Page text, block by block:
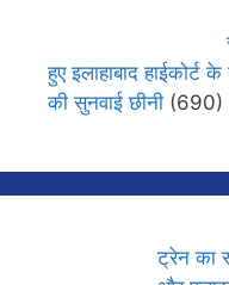
हुए इलाहाबाद हाईकोर्ट
की सुनवाई छीनी (690)
ट्रेन का